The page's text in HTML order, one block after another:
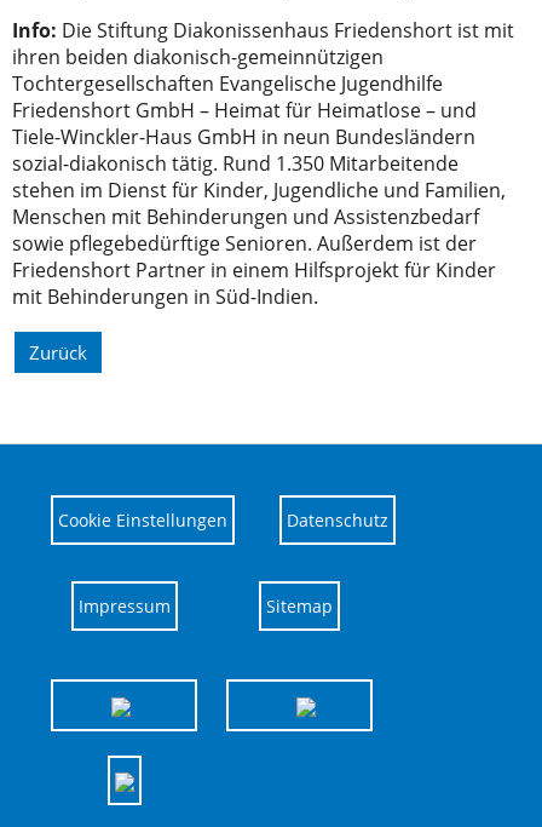
Info: Die Stiftung Diakonissenhaus Friedenshort ist mit
ihren beiden diakonisch-gemeinnützigen
Tochtergesellschaften Evangelische Jugendhilfe
Friedenshort GmbH – Heimat für Heimatlose – und
Tiele-Winckler-Haus GmbH in neun Bundesländern
sozial-diakonisch tätig. Rund 1.350 Mitarbeitende
stehen im Dienst für Kinder, Jugendliche und Familien,
Menschen mit Behinderungen und Assistenzbedarf
sowie pflegebedürftige Senioren. Außerdem ist der
Friedenshort Partner in einem Hilfsprojekt für Kinder
mit Behinderungen in Süd-Indien.
Zurück
Cookie Einstellungen Datenschutz
Impressum Sitemap